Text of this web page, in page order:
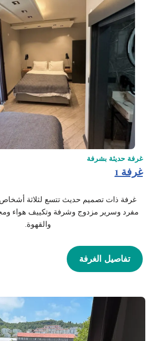
غرفة حديثة بشرفة
غرفة 1
غرفة ذات تصميم حديث تتسع لثلاثة
مفرد وسرير مزدوج وشرفة وتكييف هواء
والقهوة.
تفاصيل الغرفة